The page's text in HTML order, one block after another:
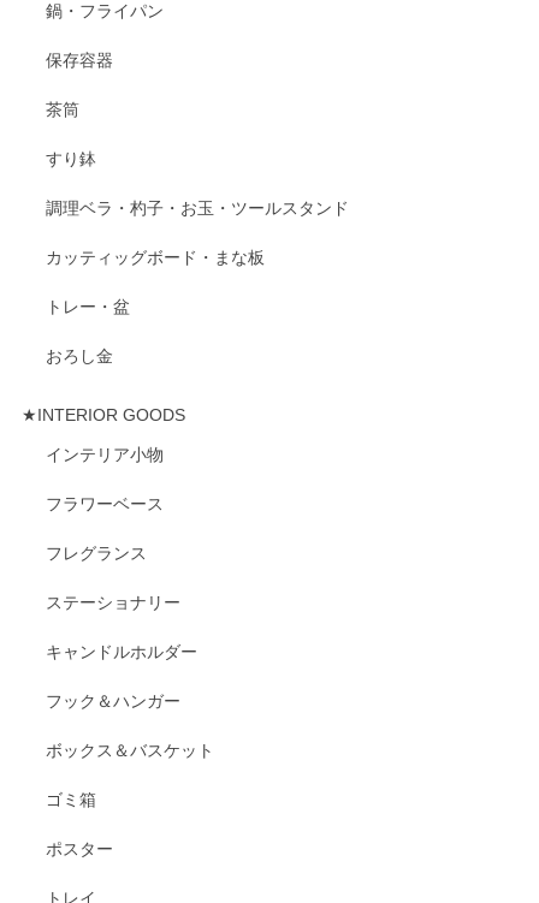
鍋・フライパン
保存容器
茶筒
すり鉢
調理ベラ・杓子・お玉・ツールスタンド
カッティッグボード・まな板
トレー・盆
おろし金
★INTERIOR GOODS
インテリア小物
フラワーベース
フレグランス
ステーショナリー
キャンドルホルダー
フック＆ハンガー
ボックス＆バスケット
ゴミ箱
ポスター
トレイ